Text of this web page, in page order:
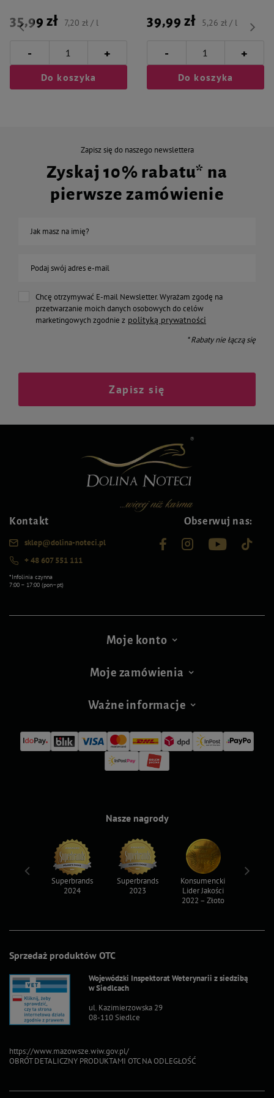
35,99 zł 7,20 zł / l
- +
Do koszyka
39,99 zł 5,26 zł / l
- +
Do koszyka
Zapisz się do naszego newslettera
Zyskaj 10% rabatu* na
pierwsze zamówienie
Jak masz na imię?
Podaj swój adres e-mail
Chcę otrzymywać E-mail Newsletter. Wyrażam zgodę na
przetwarzanie moich danych osobowych do celów
marketingowych zgodnie z polityką prywatności
* Rabaty nie łączą się
Zapisz się
Kontakt
sklep@dolina-noteci.pl
+ 48 607 551 111
*Infolinia czynna
7:00 – 17:00 (pon–pt)
Obserwuj nas:
Moje konto
Moje zamówienia
Ważne informacje
Sprzedaż produktów OTC
Wojewódzki Inspektorat Weterynarii z siedzibą
w Siedlcach
ul. Kazimierzowska 29
08-110 Siedlce
https://www.mazowsze.wiw.gov.pl/
OBRÓT DETALICZNY PRODUKTAMI OTC NA ODLEGŁOŚĆ
Nasze nagrody
Superbrands
2024
Superbrands
2023
Konsumencki
Lider Jakości
2022 – Złoto